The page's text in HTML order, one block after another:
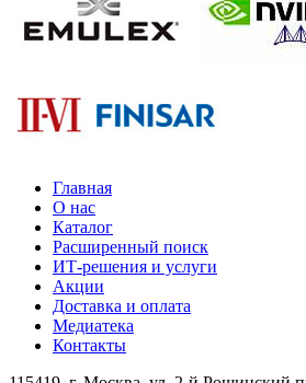
Главная
О нас
Каталог
Расширенный поиск
ИТ-решения и услуги
Акции
Доставка и оплата
Медиатека
Контакты